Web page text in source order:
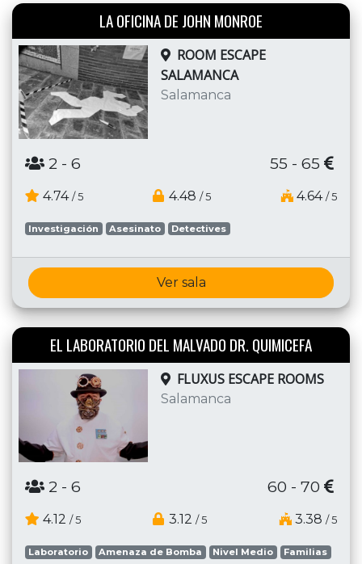
LA OFICINA DE JOHN MONROE
ROOM ESCAPE
SALAMANCA
Salamanca
2 - 6 55 - 65
4.74 / 5 4.48 / 5 4.64 / 5
Investigación Asesinato Detectives
Ver sala
EL LABORATORIO DEL MALVADO DR. QUIMICEFA
FLUXUS ESCAPE ROOMS
Salamanca
2 - 6 60 - 70
4.12 / 5 3.12 / 5 3.38 / 5
Laboratorio Amenaza de Bomba Nivel Medio Familias